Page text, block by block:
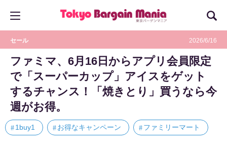
セール 2026/6/16
ファミマ、6月16日からアプリ会員限定
で「スーパーカップ」アイスをゲット
するチャンス！「焼きとり」買うなら今
週がお得。
1buy1 お得なキャンペーン ファミリーマート